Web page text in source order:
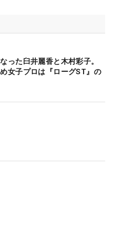
った臼井麗香と木村彩子。
女子プロは『ローグST』の